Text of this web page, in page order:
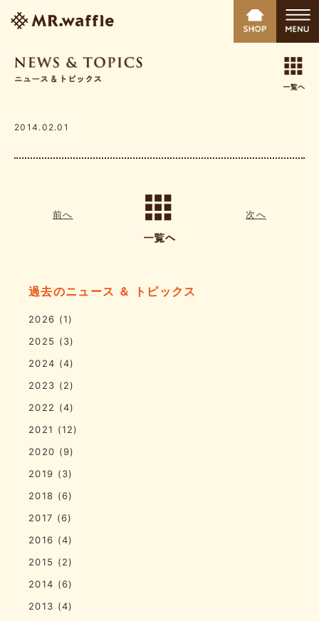
2014.02.01
前へ 次へ
過去のニュース ＆ トピックス
2026 (1)
2025 (3)
2024 (4)
2023 (2)
2022 (4)
2021 (12)
2020 (9)
2019 (3)
2018 (6)
2017 (6)
2016 (4)
2015 (2)
2014 (6)
2013 (4)